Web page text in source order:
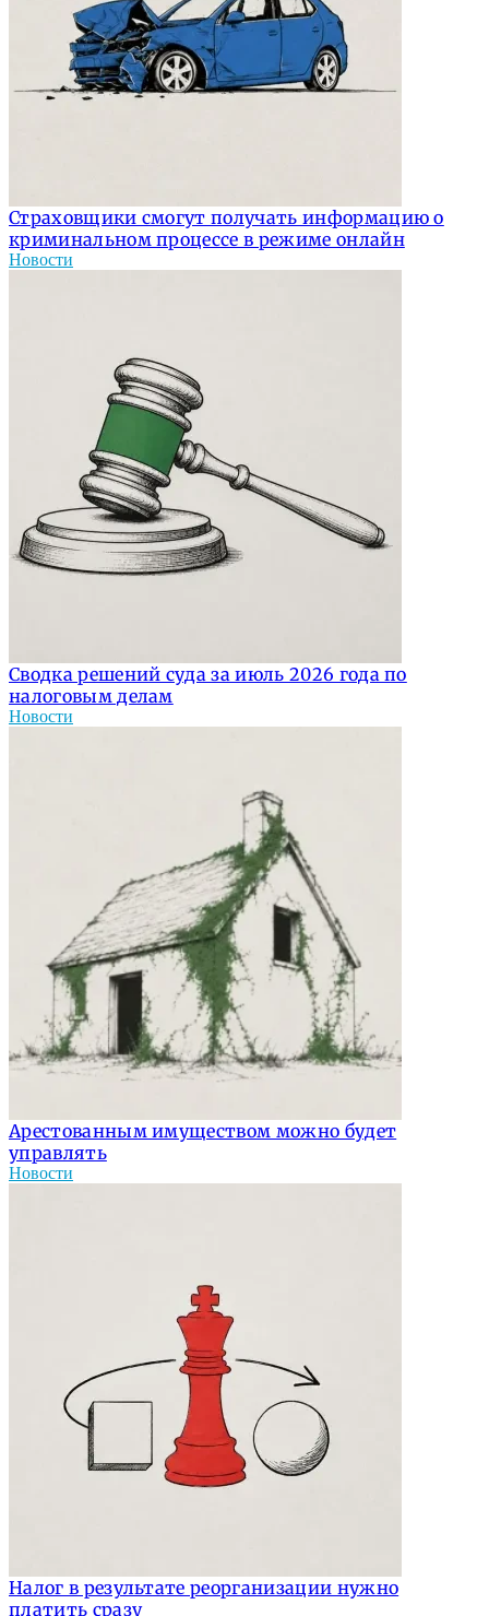
Страховщики смогут получать информацию о
криминальном процессе в режиме онлайн
Новости
Сводка решений суда за июль 2026 года по
налоговым делам
Новости
Арестованным имуществом можно будет
управлять
Новости
Налог в результате реорганизации нужно
платить сразу